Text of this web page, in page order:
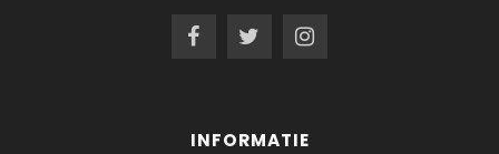
INFORMATIE